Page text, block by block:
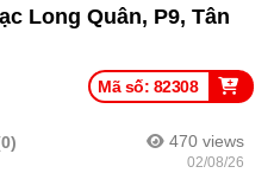
Long Quân, P9, Tân
Mã số: 82308
470 views
02/08/26